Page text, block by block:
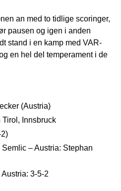
an med to tidlige scoringer,
pausen og igen i anden
stand i en kamp med VAR-
en hel del temperament i de
(Austria)
Innsbruck
– Austria: Stephan
3-5-2